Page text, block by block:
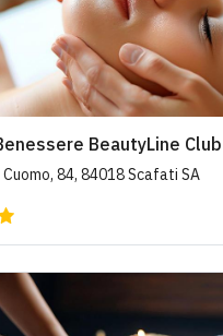
BeautyLine Club
84, 84018 Scafati SA